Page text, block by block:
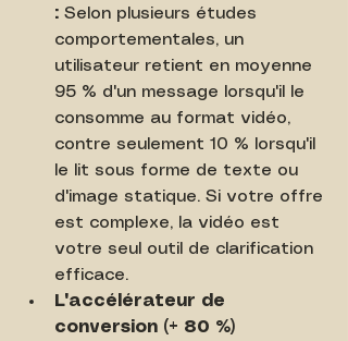
: Selon plusieurs études
comportementales, un
utilisateur retient en moyenne
95 % d'un message lorsqu'il le
consomme au format vidéo,
contre seulement 10 % lorsqu'il
le lit sous forme de texte ou
d'image statique. Si votre offre
est complexe, la vidéo est
votre seul outil de clarification
efficace.
L'accélérateur de
conversion (+ 80 %)